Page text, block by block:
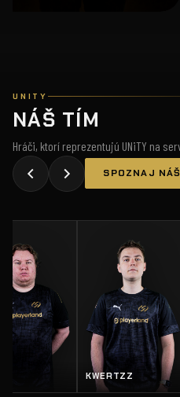
UNITY
NÁŠ TÍM
Hráči, ktorí reprezentujú UNiTY na
SPOZNAJ
KWERTZZ